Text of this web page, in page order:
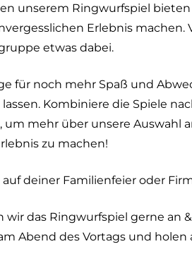
unserem Ringwurfspiel
Erlebnis machen.
etwas dabei.
für noch mehr Spaß und
Kombiniere die Spiele
mehr über unsere
zu machen!
deiner Familienfeier oder
das Ringwurfspiel gerne an
Abend des Vortags und